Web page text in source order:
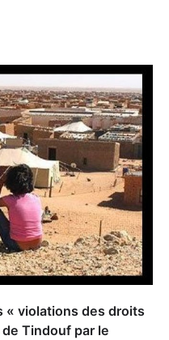
« violations des droits
de Tindouf par le